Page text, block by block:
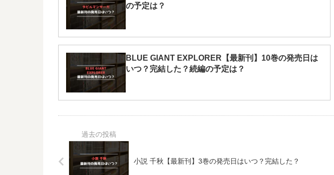
の予定は？
BLUE GIANT EXPLORER【最新刊】10巻の発売日は
いつ？完結した？続編の予定は？
小説 千秋【最新刊】3巻の発売日はいつ？完結した？